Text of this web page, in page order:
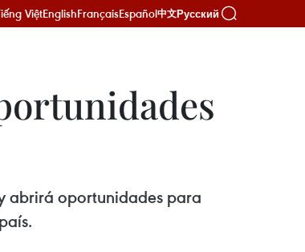
ViệtEnglishFrançaisEspañol中文Русский
abrirá oportunidades para